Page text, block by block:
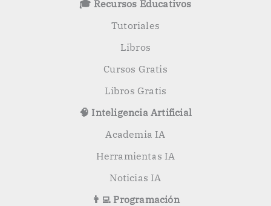
🎓 Recursos Educativos
Tutoriales
Libros
Cursos Gratis
Libros Gratis
🧠 Inteligencia Artificial
Academia IA
Herramientas IA
Noticias IA
👨‍💻 Programación